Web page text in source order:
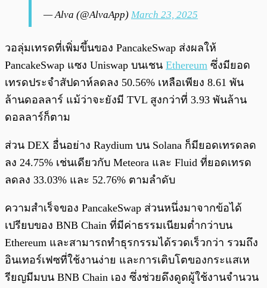
— Alva (@AlvaApp) March 23, 2025
วอลุ่มเทรดที่เพิ่มขึ้นของ PancakeSwap ส่งผลให้
PancakeSwap แซง Uniswap บนเชน Ethereum ซึ่งมียอด
เทรดประจำสัปดาห์ลดลง 50.56% เหลือเพียง 8.61 พัน
ล้านดอลลาร์ แม้ว่าจะยังมี TVL สูงกว่าที่ 3.93 พันล้าน
ดอลลาร์ก็ตาม
ส่วน DEX อื่นอย่าง Raydium บน Solana ก็มียอดเทรดลด
ลง 24.75% เช่นเดียวกับ Meteora และ Fluid ที่ยอดเทรด
ลดลง 33.03% และ 52.76% ตามลำดับ
ความสำเร็จของ PancakeSwap ส่วนหนึ่งมาจากข้อได้
เปรียบของ BNB Chain ที่มีค่าธรรมเนียมต่ำกว่าบน
Ethereum และสามารถทำธุรกรรมได้รวดเร็วกว่า รวมถึง
อินเทอร์เฟซที่ใช้งานง่าย และการเติบโตของกระแสเห
รียญมีมบน BNB Chain เอง ซึ่งช่วยดึงดูดผู้ใช้งานจำนวน